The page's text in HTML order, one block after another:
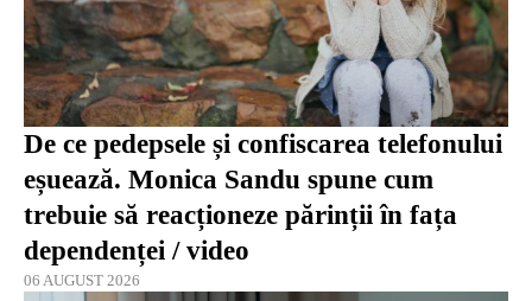
De ce pedepsele și confiscarea telefonului
eșuează. Monica Sandu spune cum
trebuie să reacționeze părinții în fața
dependenței / video
06 AUGUST 2026